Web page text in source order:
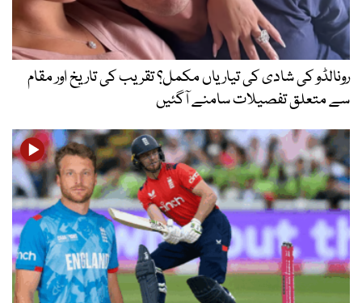
رونالڈو کی شادی کی تیاریاں مکمل؟ تقریب کی تاریخ اور مقام
سے متعلق تفصیلات سامنے آگئیں